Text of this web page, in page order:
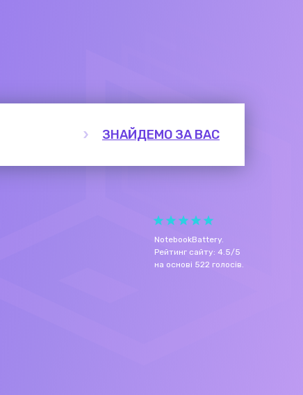
ЗНАЙДЕМО ЗА ВАС
NotebookBattery.
Рейтинг сайту: 4.5/5
на основі 522 голосів.